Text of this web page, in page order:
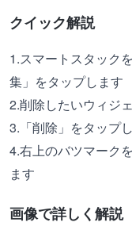
クイック解説
1.スマートスタック
集」をタップします
2.削除したいウィジ
3.「削除」をタップ
4.右上のバツマーク
ます
画像で詳しく解説